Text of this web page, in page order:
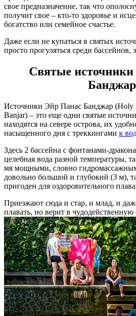
свое предназначение, так что
получит свое – кто-то здоровье и
богатство или семейное счастье.
Даже если не купаться в святых
просто прогуляться среди бассейнов,
Святые
Банджар
Источники Эйр Панас Банджар (Holy
Banjar) – это еще одни святые
находятся на севере острова, их
насыщенного дня с треккингами к
Здесь 2 бассейна с фонтанами-
целебная вода разной температуры,
мя мощными, словно
довольно большой и глубокий (3 м),
пригоден для оздоровительного
Приезжают сюда и стар, и млад, и
плавать, но верит в